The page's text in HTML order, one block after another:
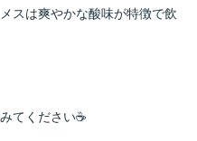
スは爽やかな酸味が特徴で飲
てください☕️